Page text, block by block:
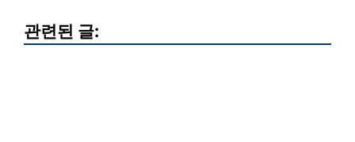
관련된 글: